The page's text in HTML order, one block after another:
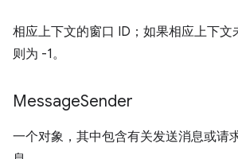
相应上下文的窗口 ID；如果相应上下文
则为 -1。
MessageSender
一个对象，其中包含有关发送消息或请